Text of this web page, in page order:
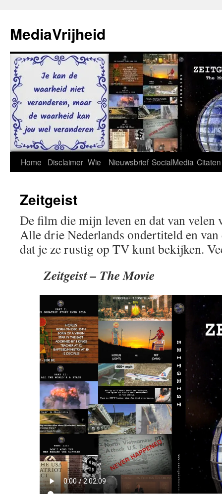
de
inhoud
MediaVrijheid
Home Disclaimer Wie Nieuwsbrief SocialMedia Citaten
Zeitgeist
De film die mijn leven en dat van velen
Alle drie Nederlands ondertiteld en
dat je ze rustig op TV kunt bekijken.
Zeitgeist – The Movie